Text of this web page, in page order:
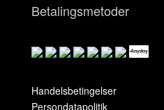
Betalingsmetoder
Handelsbetingelser
Persondatapolitik